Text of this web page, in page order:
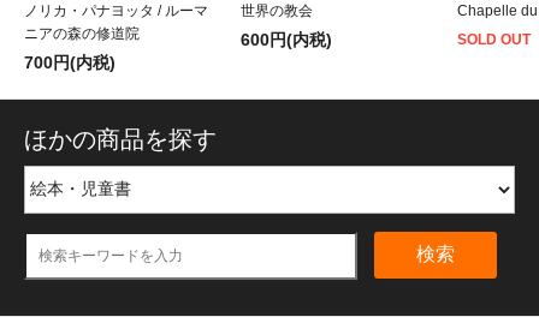
ノリカ・パナヨッタ / ルーマ
ニアの森の修道院
700円(内税)
世界の教会
600円(内税)
Chapelle
SOLD OUT
ほかの商品を探す
検索